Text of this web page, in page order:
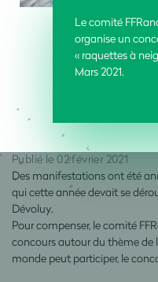
Le comité
organise un
« raquettes à
Mars 2021.
Publié le 02 février 2021
Des manifestations ont été
qui cette année devait se
Dévoluy.
Pour compenser, le comité
concours autour du thème de
monde peut participer, le